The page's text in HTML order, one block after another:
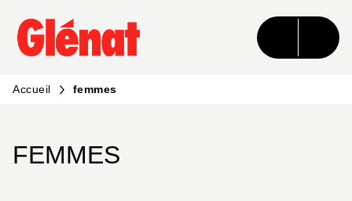
MENU RECHERCHE CONTENU
PIED DE PAGE
Accueil femmes
FEMMES